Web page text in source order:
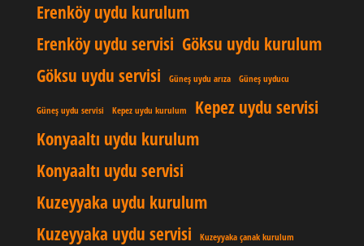
Erenköy uydu kurulum
Erenköy uydu servisi Göksu uydu kurulum
Göksu uydu servisi
Güneş uydu arıza Güneş uyducu
Güneş uydu servisi Kepez uydu kurulum
Kepez uydu servisi
Konyaaltı uydu kurulum
Konyaaltı uydu servisi
Kuzeyyaka uydu kurulum
Kuzeyyaka uydu servisi
Kuzeyyaka çanak kurulum